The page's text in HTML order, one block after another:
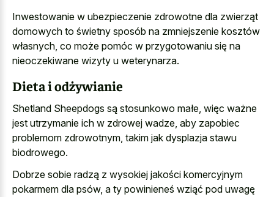
Inwestowanie w ubezpieczenie zdrowotne dla zwierząt
domowych to świetny sposób na zmniejszenie kosztów
własnych, co może pomóc w przygotowaniu się na
nieoczekiwane wizyty u weterynarza.
Dieta i odżywianie
Shetland Sheepdogs są stosunkowo małe, więc ważne
jest utrzymanie ich w zdrowej wadze, aby zapobiec
problemom zdrowotnym, takim jak dysplazja stawu
biodrowego.
Dobrze sobie radzą z wysokiej jakości komercyjnym
pokarmem dla psów, a ty powinieneś wziąć pod uwagę